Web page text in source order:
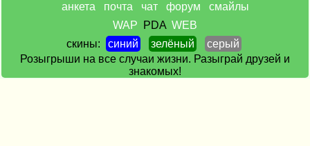
анкета
почта чат форум
смайлы
WAP
PDA WEB
скины:
синий зелёный
серый
Розыгрыши на все случаи жизни. Разыграй друзей и
знакомых!